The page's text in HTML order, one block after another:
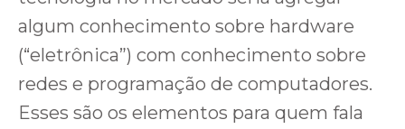
algum conhecimento sobre hardware
(“eletrônica”) com conhecimento sobre
redes e programação de computadores.
Esses são os elementos para quem fala